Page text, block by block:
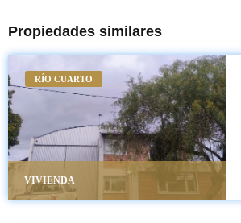
Propiedades similares
RÍO CUARTO
VIVIENDA